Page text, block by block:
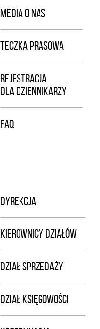
MEDIA O NAS
TECZKA PRASOWA
REJESTRACJA
DLA DZIENNIKARZY
FAQ
DYREKCJA
KIEROWNICY DZIAŁÓW
DZIAŁ SPRZEDAŻY
DZIAŁ KSIĘGOWOŚCI